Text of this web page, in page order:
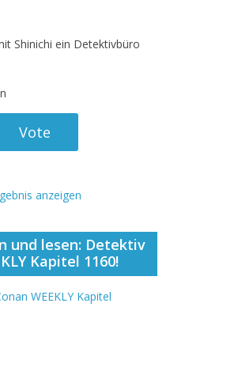
Shinichi ein Detektivbüro
anzeigen
und lesen: Detektiv
Kapitel 1160!